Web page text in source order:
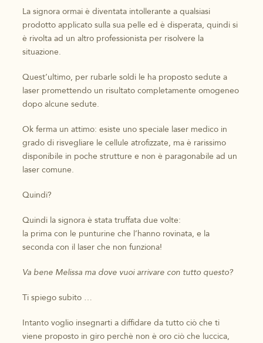
La signora ormai è diventata intollerante a qualsiasi
prodotto applicato sulla sua pelle ed è disperata, quindi si
è rivolta ad un altro professionista per risolvere la
situazione.
Quest’ultimo, per rubarle soldi le ha proposto sedute a
laser promettendo un risultato completamente omogeneo
dopo alcune sedute.
Ok ferma un attimo: esiste uno speciale laser medico in
grado di risvegliare le cellule atrofizzate, ma è rarissimo
disponibile in poche strutture e non è paragonabile ad un
laser comune.
Quindi?
Quindi la signora è stata truffata due volte:
la prima con le punturine che l’hanno rovinata, e la
seconda con il laser che non funziona!
Va bene Melissa ma dove vuoi arrivare con tutto questo?
Ti spiego subito …
Intanto voglio insegnarti a diffidare da tutto ciò che ti
viene proposto in giro perchè non è oro ciò che luccica,